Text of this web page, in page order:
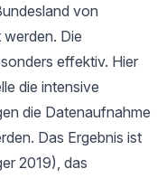
von
Die
effektiv. Hier
die intensive
die Datenaufnahme
Das Ergebnis ist
2019), das